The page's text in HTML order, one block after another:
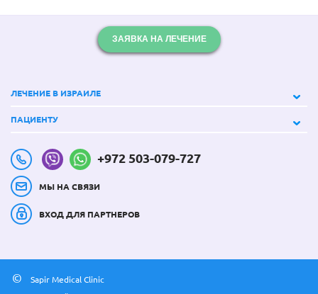
ЗАЯВКА НА ЛЕЧЕНИЕ
ЛЕЧЕНИЕ В ИЗРАИЛЕ
ПАЦИЕНТУ
+972 503-079-727
МЫ НА СВЯЗИ
ВХОД ДЛЯ ПАРТНЕРОВ
©
Sapir Medical Clinic